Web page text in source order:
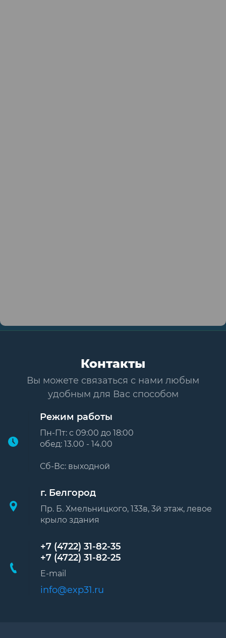
Контакты
Вы можете связаться с нами любым
удобным для Вас способом
Режим работы
Пн-Пт: с 09:00 до 18:00
обед: 13.00 - 14.00
Сб-Вс: выходной
г. Белгород
Пр. Б. Хмельницкого, 133в, 3й этаж, левое
крыло здания
+7 (4722) 31-82-35
+7 (4722) 31-82-25
E-mail
info@exp31.ru